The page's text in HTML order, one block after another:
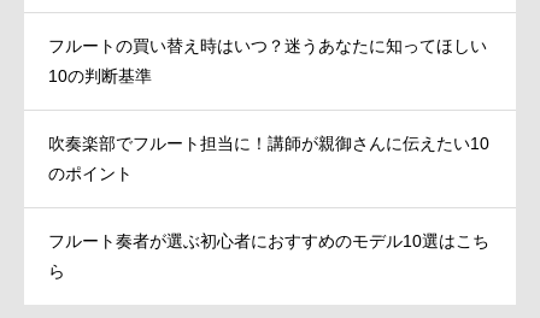
フルートの買い替え時はいつ？迷うあなたに知ってほしい
10の判断基準
吹奏楽部でフルート担当に！講師が親御さんに伝えたい10
のポイント
フルート奏者が選ぶ初心者におすすめのモデル10選はこち
ら